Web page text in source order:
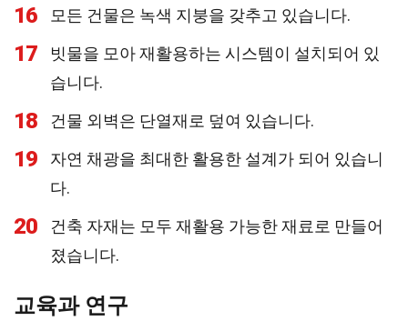
16 모든 건물은 녹색 지붕을 갖추고 있습니다.
17
빗물을 모아 재활용하는 시스템이 설치되어 있
습니다.
18 건물 외벽은 단열재로 덮여 있습니다.
19
자연 채광을 최대한 활용한 설계가 되어 있습니
다.
20
건축 자재는 모두 재활용 가능한 재료로 만들어
졌습니다.
교육과 연구